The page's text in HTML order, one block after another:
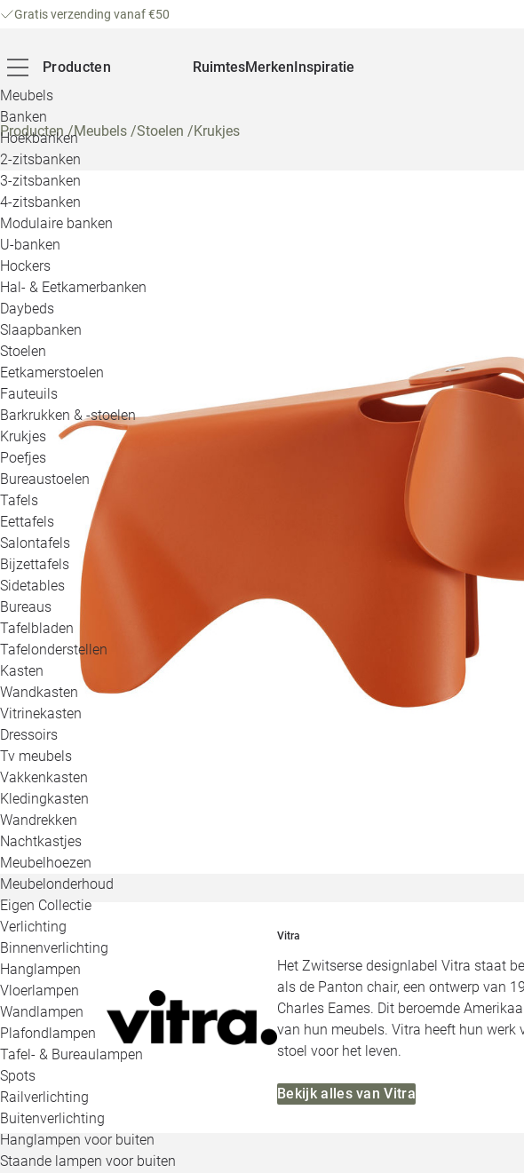
Gratis verzending vanaf €50
Producten
Meubels
Banken
Hoekbanken
2-zitsbanken
3-zitsbanken
4-zitsbanken
Modulaire banken
U-banken
Hockers
Hal- & Eetkamerbanken
Daybeds
Slaapbanken
Stoelen
Eetkamerstoelen
Fauteuils
Barkrukken & -stoelen
Krukjes
Poefjes
Bureaustoelen
Tafels
Eettafels
Salontafels
Bijzettafels
Sidetables
Bureaus
Tafelbladen
Tafelonderstellen
Kasten
Wandkasten
Vitrinekasten
Dressoirs
Tv meubels
Vakkenkasten
Kledingkasten
Wandrekken
Nachtkastjes
Meubelhoezen
Meubelonderhoud
Eigen Collectie
Verlichting
Binnenverlichting
Hanglampen
Vloerlampen
Wandlampen
Plafondlampen
Tafel- & Bureaulampen
Spots
Railverlichting
Buitenverlichting
Hanglampen voor buiten
Staande lampen voor buiten
RuimtesMerkenInspiratie
Producten/Meubels /Stoelen /Krukjes
Vitra
Het Zwitserse designlabel Vitra staat
als de Panton chair, een ontwerp van
Charles Eames. Dit beroemde
van hun meubels. Vitra heeft hun werk
stoel voor het leven.
Bekijk alles van Vitra